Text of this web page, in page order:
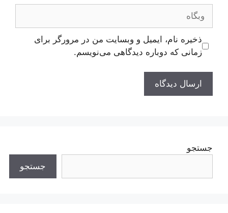
وبگاه
ذخیره نام، ایمیل و وبسایت من در مرورگر برای
زمانی که دوباره دیدگاهی می‌نویسم.
جستجو
جستجو